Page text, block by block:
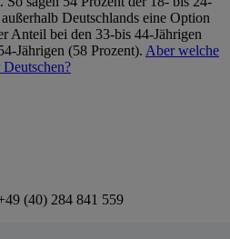
Deutschlands eine Option
Anteil bei den 33-bis 44-Jährigen
Jährigen (58 Prozent). Aber welche
(40) 284 841 559